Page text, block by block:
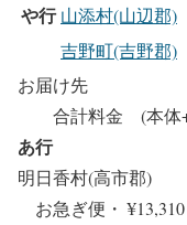
や行 山添村(山辺郡)
吉野町(吉野郡)
お届け先
合計料金 (本体
あ行
明日香村(高市郡)
お急ぎ便・